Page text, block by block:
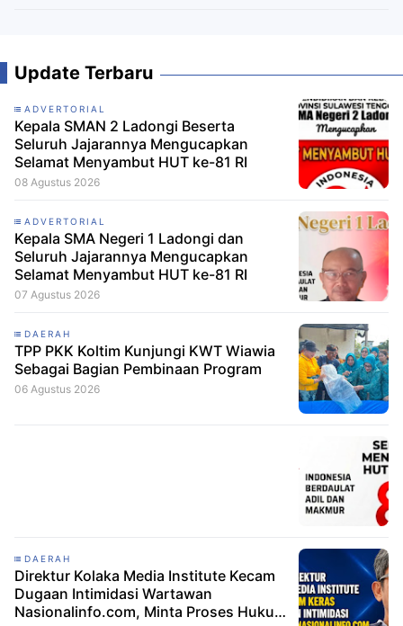
Update Terbaru
ADVERTORIAL
Kepala SMAN 2 Ladongi Beserta
Seluruh Jajarannya Mengucapkan
Selamat Menyambut HUT ke-81 RI
08 Agustus 2026
ADVERTORIAL
Kepala SMA Negeri 1 Ladongi dan
Seluruh Jajarannya Mengucapkan
Selamat Menyambut HUT ke-81 RI
07 Agustus 2026
DAERAH
TPP PKK Koltim Kunjungi KWT Wiawia
Sebagai Bagian Pembinaan Program
06 Agustus 2026
DAERAH
Direktur Kolaka Media Institute Kecam
Dugaan Intimidasi Wartawan
Nasionalinfo.com, Minta Proses Hukum